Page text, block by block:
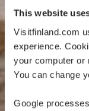
This website
Visitfinland.com
experience.
your computer or
You can change
Google